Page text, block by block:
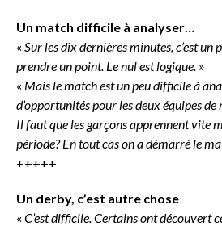
Un match difficile à analyser…
« Sur les dix dernières minutes, c’est
prendre un point. Le nul est logique. »
« Mais le match est un peu difficile à
d’opportunités pour les deux équipes de
Il faut que les garçons apprennent vite
période? En tout cas on a démarré le
+++++
Un derby, c’est autre chose
« C’est difficile. Certains ont découvert